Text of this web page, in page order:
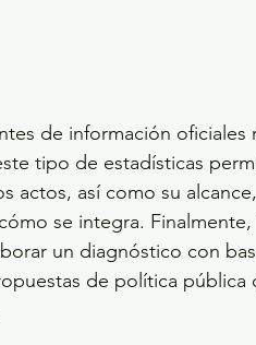
de información oficiales
tipo de estadísticas
actos, así como su
se integra. Finalmente,
un diagnóstico con
de política pública